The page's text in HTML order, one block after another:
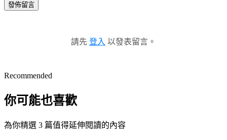
發佈留言
請先 登入 以發表留言。
Recommended
你可能也喜歡
為你精選 3 篇值得延伸閱讀的內容